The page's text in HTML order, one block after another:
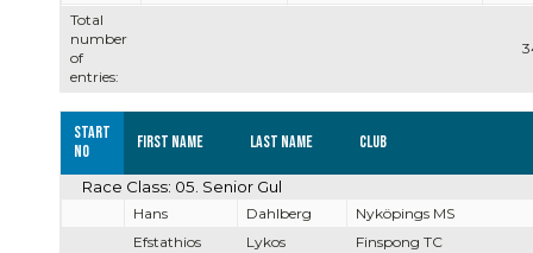
Total
number
of
entries:
Start
no
First name Last name Club
Race Class: 05. Senior Gul
Hans Dahlberg
Nyköpings MS
Efstathios
Lykos
Finspong TC